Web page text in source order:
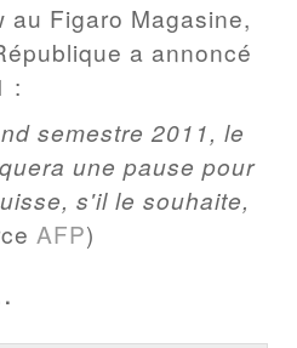
au Figaro Magasine,
a annoncé
:
semestre 2011, le
une pause pour
s'il le souhaite,
AFP)